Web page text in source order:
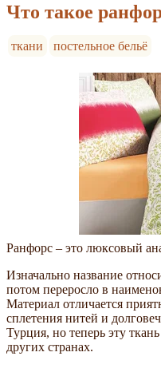
Что такое
ткани постельное бельё
Ранфорс – это люксовый
Изначально название
потом переросло в
Материал отличается
сплетения нитей и
Турция, но теперь эту
других странах.